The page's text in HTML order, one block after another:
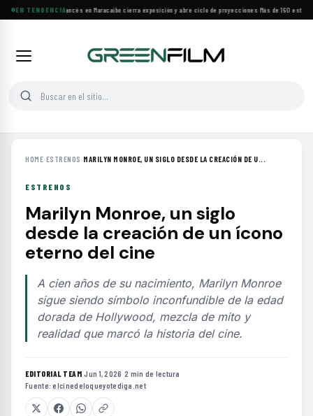
EN TENDENCIA
Festival de Cine Francés en Maracaibo cierra exposición y abre ciclo de proyecciones·Más de 160
HOME›ESTRENOS ›MARILYN MONROE, UN SIGLO DESDE LA CREACIÓN DE U...
ESTRENOS
Marilyn Monroe, un siglo
desde la creación de un ícono
eterno del cine
A cien años de su nacimiento, Marilyn Monroe
sigue siendo símbolo inconfundible de la edad
dorada de Hollywood, mezcla de mito y
realidad que marcó la historia del cine.
EDITORIAL TEAM·Jun 1, 2026 ·2 min de lectura ·
Fuente:elcinedeloqueyotediga.net